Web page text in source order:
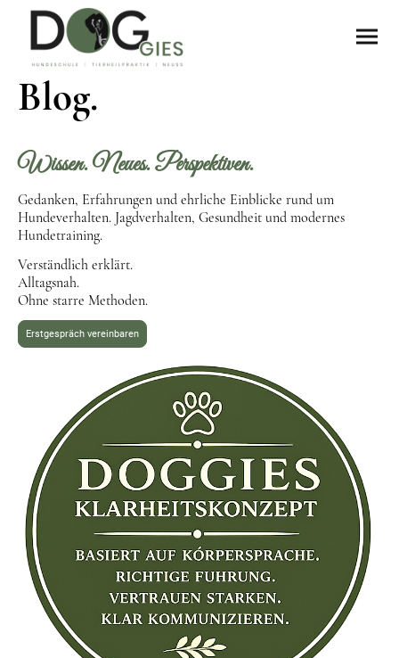
Blog.
Wissen. Neues. Perspektiven.
Gedanken, Erfahrungen und ehrliche Einblicke rund um
Hundeverhalten. Jagdverhalten, Gesundheit und modernes
Hundetraining.
Verständlich erklärt.
Alltagsnah.
Ohne starre Methoden.
Erstgespräch vereinbaren